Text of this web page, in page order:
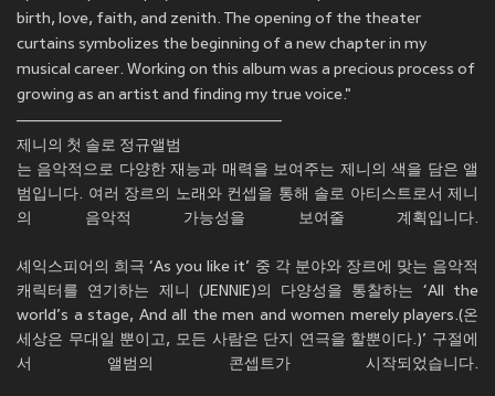
birth, love, faith, and zenith. The opening of the theater
curtains symbolizes the beginning of a new chapter in my
musical career. Working on this album was a precious process of
growing as an artist and finding my true voice."
————————————————
제니의 첫 솔로 정규앨범
는 음악적으로 다양한 재능과 매력을 보여주는 제니의 색을 담은 앨
범입니다. 여러 장르의 노래와 컨셉을 통해 솔로 아티스트로서 제니
의 음악적 가능성을 보여줄 계획입니다.
셰익스피어의 희극 ‘As you like it’ 중 각 분야와 장르에 맞는 음악적
캐릭터를 연기하는 제니 (JENNIE)의 다양성을 통찰하는 ‘All the
world’s a stage, And all the men and women merely players.(온
세상은 무대일 뿐이고, 모든 사람은 단지 연극을 할뿐이다.)’ 구절에
서 앨범의 콘셉트가 시작되었습니다.